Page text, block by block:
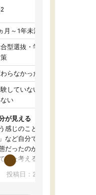
月～1年未満
型選抜・学校推薦型選抜
らなかった
していない/結果が出て
い
が見える
感じのことがしたい」
など自分で自己分析をし
だったのが、コーチと話
また考えることで、もっ
理解できました。いつで
こも1つの魅力です。ま
投稿日：2024年10月31日